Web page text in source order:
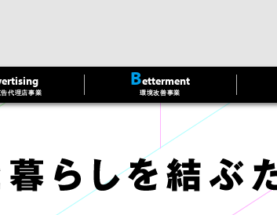
代理店事業
Betterment
環境改善事業